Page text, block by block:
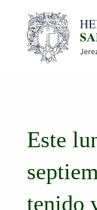
Este
tenido